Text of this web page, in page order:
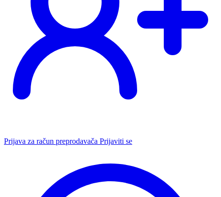
Prijava za račun preprodavača Prijaviti se